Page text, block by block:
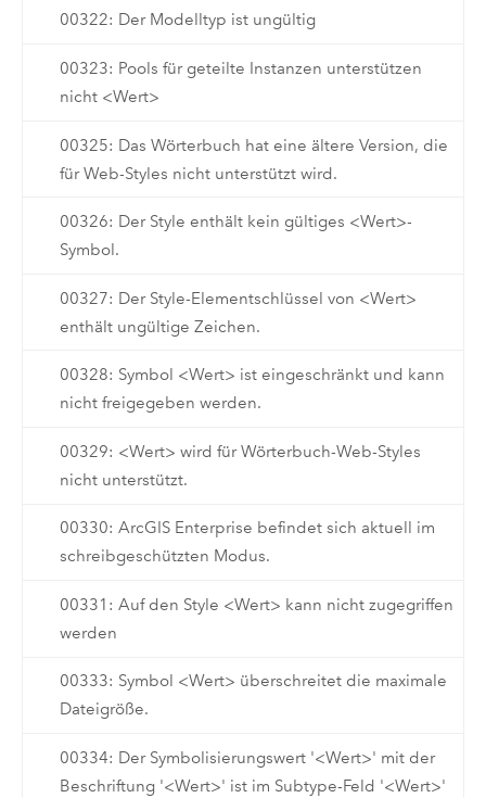
00322: Der Modelltyp ist ungültig
00323: Pools für geteilte Instanzen unterstützen
nicht <Wert>
00325: Das Wörterbuch hat eine ältere Version, die
für Web-Styles nicht unterstützt wird.
00326: Der Style enthält kein gültiges <Wert>-
Symbol.
00327: Der Style-Elementschlüssel von <Wert>
enthält ungültige Zeichen.
00328: Symbol <Wert> ist eingeschränkt und kann
nicht freigegeben werden.
00329: <Wert> wird für Wörterbuch-Web-Styles
nicht unterstützt.
00330: ArcGIS Enterprise befindet sich aktuell im
schreibgeschützten Modus.
00331: Auf den Style <Wert> kann nicht zugegriffen
werden
00333: Symbol <Wert> überschreitet die maximale
Dateigröße.
00334: Der Symbolisierungswert '<Wert>' mit der
Beschriftung '<Wert>' ist im Subtype-Feld '<Wert>'